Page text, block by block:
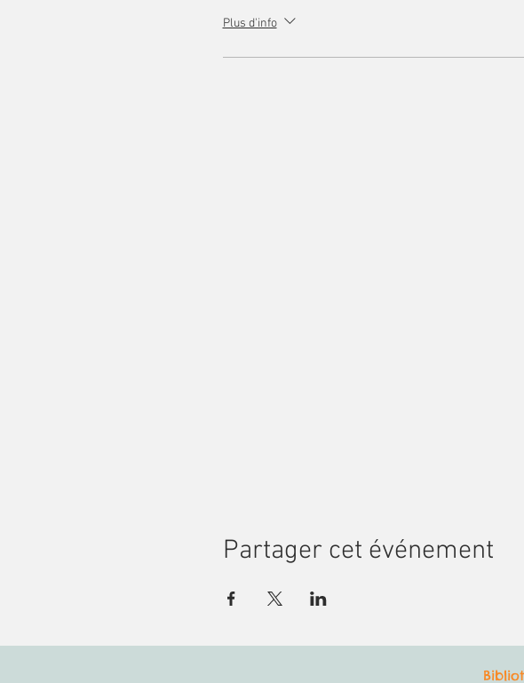
Plus d'info
Partager cet événement